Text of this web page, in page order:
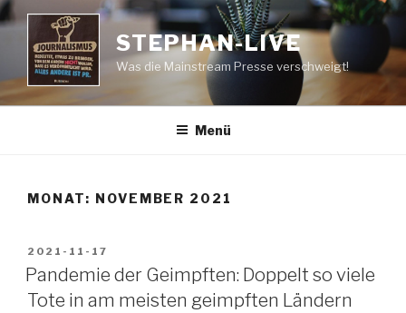
Zum
Inhalt
springen
STEPHAN-LIVE
Was die Mainstream Presse verschweigt!
Menü
MONAT: NOVEMBER 2021
VERÖFFENTLICHT
AM
2021-11-17
Pandemie der Geimpften: Doppelt so viele
Tote in am meisten geimpften Ländern